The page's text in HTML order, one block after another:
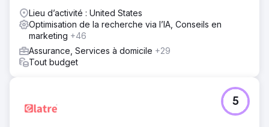
Lieu d’activité : United States
Optimisation de la recherche via l’IA, Conseils en
marketing +46
Assurance, Services à domicile +29
Tout budget
5